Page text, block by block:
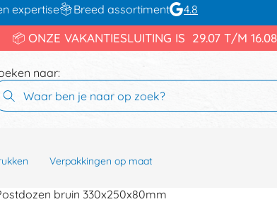
expertise Breed assortiment 4.8
📦 ONZE VAKANTIESLUITING IS 29.07 T/M
naar:
Verpakkingen op maat
bruin 330x250x80mm